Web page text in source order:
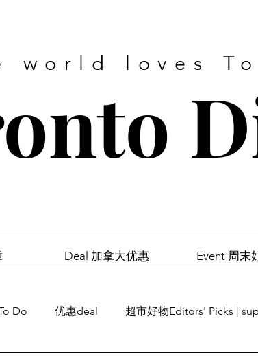
world loves
Deal 加拿大优惠 Event 周末
Do 优惠deal 超市好物Editors' Picks |